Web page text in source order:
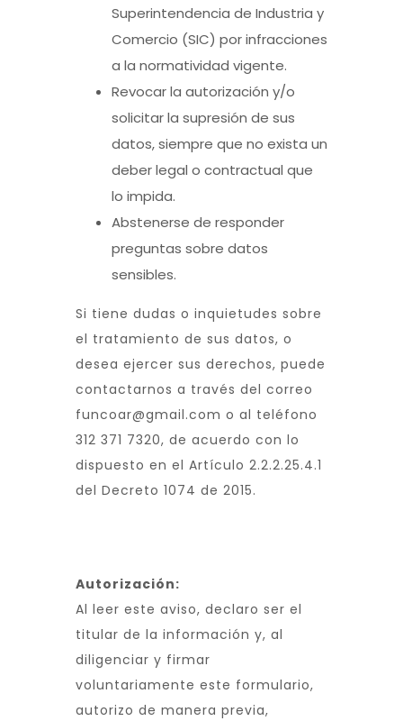
Superintendencia de Industria y
Comercio (SIC) por infracciones
a la normatividad vigente.
Revocar la autorización y/o
solicitar la supresión de sus
datos, siempre que no exista un
deber legal o contractual que
lo impida.
Abstenerse de responder
preguntas sobre datos
sensibles.
Si tiene dudas o inquietudes sobre
el tratamiento de sus datos, o
desea ejercer sus derechos, puede
contactarnos a través del correo
funcoar@gmail.com o al teléfono
312 371 7320, de acuerdo con lo
dispuesto en el Artículo 2.2.2.25.4.1
del Decreto 1074 de 2015.
Autorización:
Al leer este aviso, declaro ser el
titular de la información y, al
diligenciar y firmar
voluntariamente este formulario,
autorizo de manera previa,